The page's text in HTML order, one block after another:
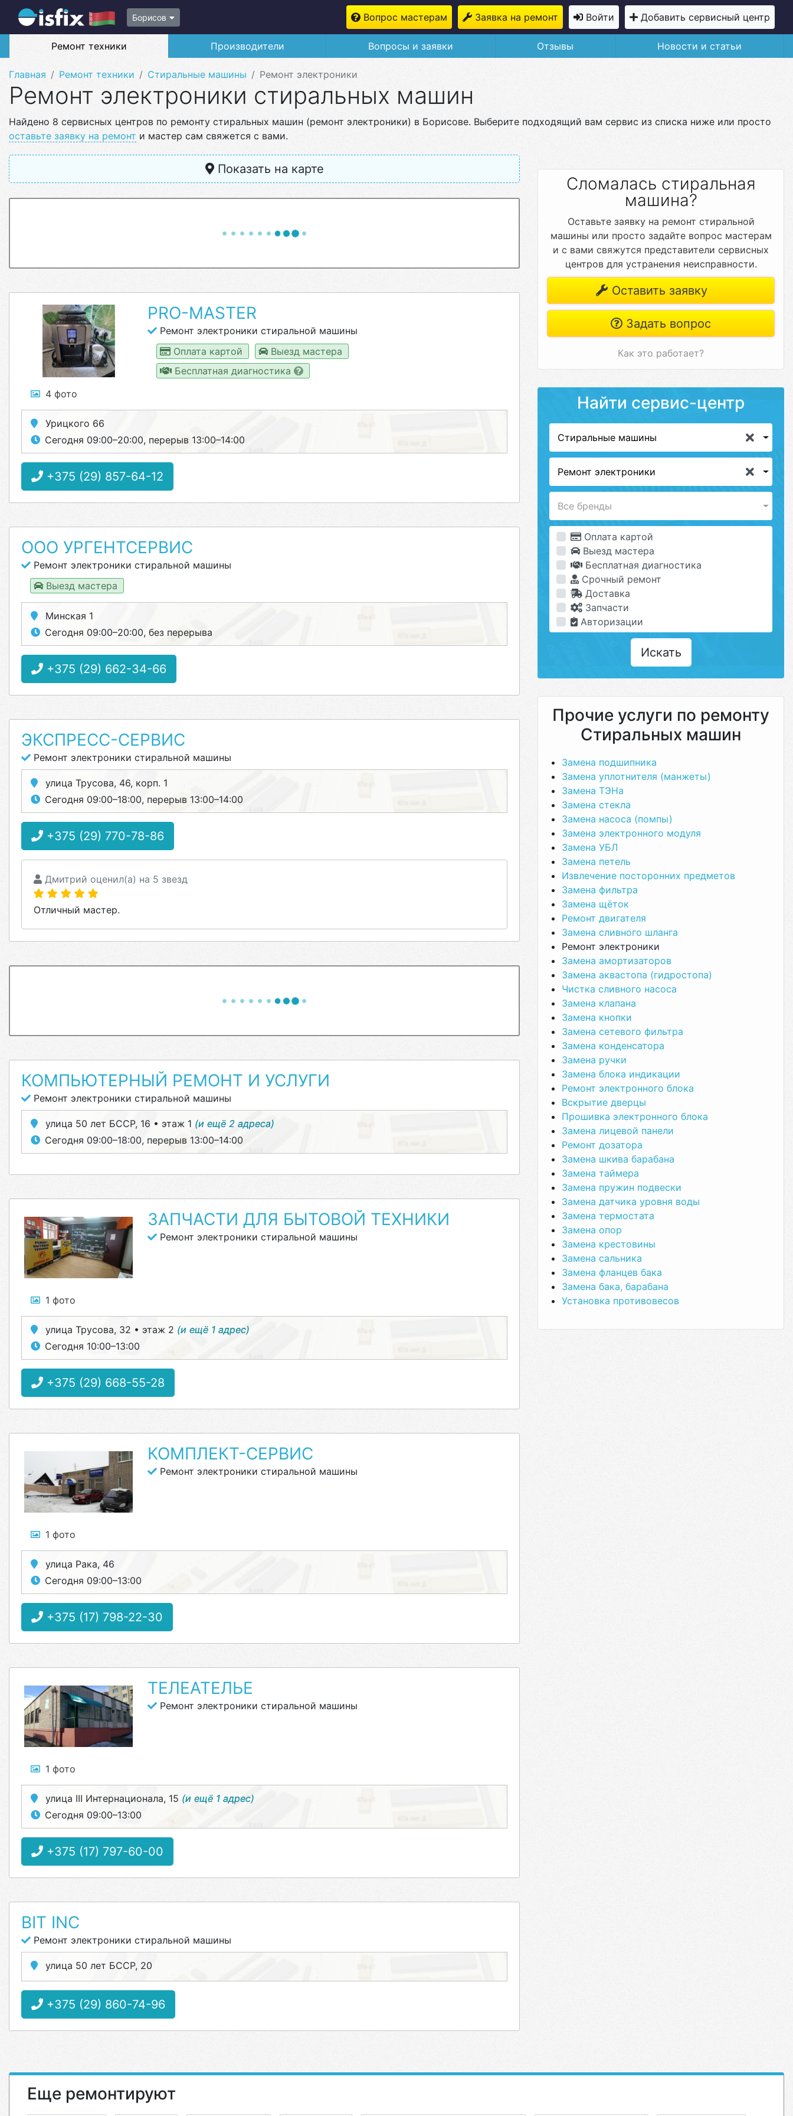
Борисов Вопрос мастерам Заявка на ремонт Войти Добавить сервисный центр
Ремонт техники Производители Вопросы и заявки Отзывы Новости и статьи
Главная Ремонт техники Стиральные машины Ремонт электроники
Ремонт электроники стиральных машин
Найдено 8 сервисных центров по ремонту стиральных машин (ремонт электроники) в Борисове. Выберите подходящий вам сервис из списка ниже или просто
оставьте заявку на ремонт и мастер сам свяжется с вами.
Показать на карте
4 фото
PRO-MASTER
Ремонт электроники стиральной машины
Оплата картой
Выезд мастера
Бесплатная диагностика
Урицкого 66
Сегодня 09:00–20:00, перерыв 13:00–14:00
+375 (29) 857-64-12
ООО УРГЕНТСЕРВИС
Ремонт электроники стиральной машины
Выезд мастера
Минская 1
Сегодня 09:00–20:00, без перерыва
+375 (29) 662-34-66
ЭКСПРЕСС-СЕРВИС
Ремонт электроники стиральной машины
улица Трусова, 46, корп. 1
Сегодня 09:00–18:00, перерыв 13:00–14:00
+375 (29) 770-78-86
Дмитрий оценил(а) на 5 звезд
Отличный мастер.
КОМПЬЮТЕРНЫЙ РЕМОНТ И УСЛУГИ
Ремонт электроники стиральной машины
улица 50 лет БССР, 16 • этаж 1 (и ещё 2 адреса)
Сегодня 09:00–18:00, перерыв 13:00–14:00
1 фото
ЗАПЧАСТИ ДЛЯ БЫТОВОЙ ТЕХНИКИ
Ремонт электроники стиральной машины
улица Трусова, 32 • этаж 2 (и ещё 1 адрес)
Сегодня 10:00–13:00
+375 (29) 668-55-28
1 фото
КОМПЛЕКТ-СЕРВИС
Ремонт электроники стиральной машины
улица Рака, 46
Сегодня 09:00–13:00
+375 (17) 798-22-30
1 фото
ТЕЛЕАТЕЛЬЕ
Ремонт электроники стиральной машины
улица III Интернационала, 15 (и ещё 1 адрес)
Сегодня 09:00–13:00
+375 (17) 797-60-00
BIT INC
Ремонт электроники стиральной машины
улица 50 лет БССР, 20
+375 (29) 860-74-96
Сломалась стиральная
машина?
Оставьте заявку на ремонт стиральной
машины или просто задайте вопрос мастерам
и с вами свяжутся представители сервисных
центров для устранения неисправности.
Оставить заявку
Задать вопрос
Как это работает?
Найти сервис-центр
Стиральные машины
Ремонт электроники
Все бренды
Оплата картой
Выезд мастера
Бесплатная диагностика
Срочный ремонт
Доставка
Запчасти
Авторизации
Искать
Прочие услуги по ремонту
Стиральных машин
Замена подшипника
Замена уплотнителя (манжеты)
Замена ТЭНа
Замена стекла
Замена насоса (помпы)
Замена электронного модуля
Замена УБЛ
Замена петель
Извлечение посторонних предметов
Замена фильтра
Замена щёток
Ремонт двигателя
Замена сливного шланга
Ремонт электроники
Замена амортизаторов
Замена аквастопа (гидростопа)
Чистка сливного насоса
Замена клапана
Замена кнопки
Замена сетевого фильтра
Замена конденсатора
Замена ручки
Замена блока индикации
Ремонт электронного блока
Вскрытие дверцы
Прошивка электронного блока
Замена лицевой панели
Ремонт дозатора
Замена шкива барабана
Замена таймера
Замена пружин подвески
Замена датчика уровня воды
Замена термостата
Замена опор
Замена крестовины
Замена сальника
Замена фланцев бака
Замена бака, барабана
Установка противовесов
Еще ремонтируют